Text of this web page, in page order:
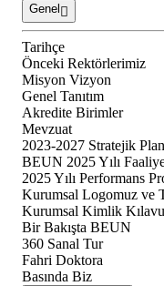
Genel
Tarihçe
Önceki Rektörlerimiz
Misyon Vizyon
Genel Tanıtım
Akredite Birimler
Mevzuat
2023-2027 Stratejik
BEUN 2025 Yılı
2025 Yılı Performans
Kurumsal Logomuz ve
Kurumsal Kimlik
Bir Bakışta BEUN
360 Sanal Tur
Fahri Doktora
Basında Biz